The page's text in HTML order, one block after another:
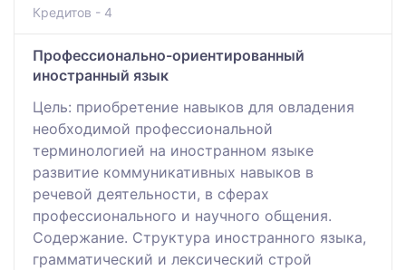
Кредитов - 4
Профессионально-ориентированный
иностранный язык
Цель: приобретение навыков для овладения
необходимой профессиональной
терминологией на иностранном языке
развитие коммуникативных навыков в
речевой деятельности, в сферах
профессионального и научного общения.
Содержание. Структура иностранного языка,
грамматический и лексический строй